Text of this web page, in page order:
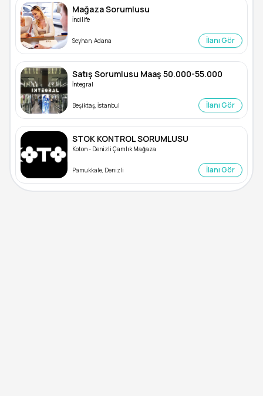
Mağaza Sorumlusu
İncilife
Seyhan, Adana İlanı Gör
Satış Sorumlusu Maaş 50.000-55.000
İntegral
Beşiktaş, İstanbul İlanı Gör
STOK KONTROL SORUMLUSU
Koton - Denizli Çamlık Mağaza
Pamukkale, Denizli İlanı Gör